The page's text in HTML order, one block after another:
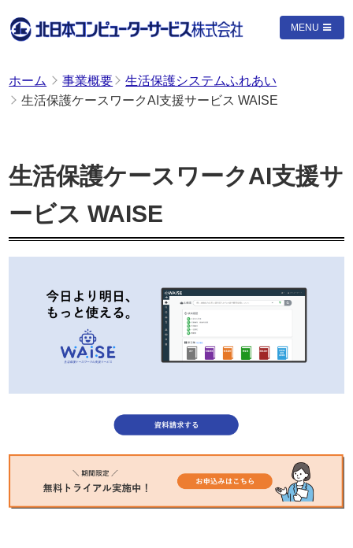
MENU
ホーム 事業概要
生活保護システムふれあい
生活保護ケースワークAI支援サービス WAISE
生活保護ケースワークAI支援サ
ービス WAISE